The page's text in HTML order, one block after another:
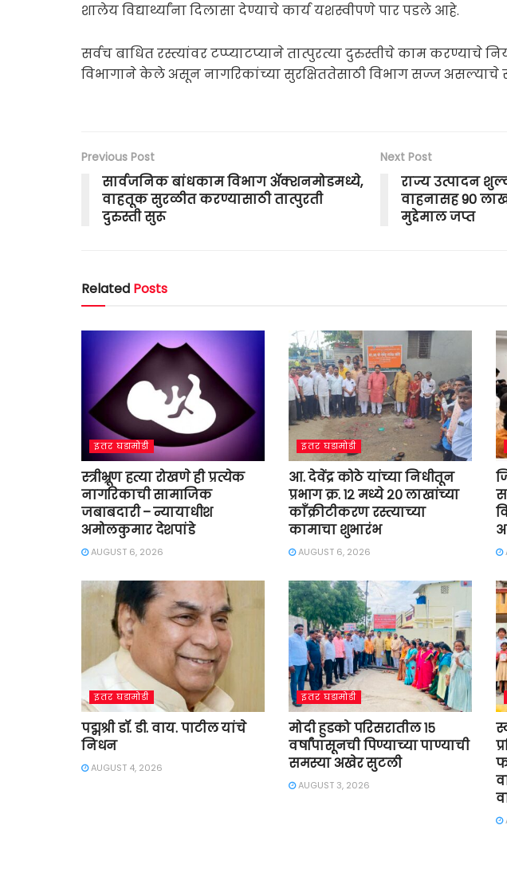
शालेय विद्यार्थ्यांना दिलासा देण्याचे कार्य यशस्वीपणे पार पडले आहे.
सर्वच बाधित रस्त्यांवर टप्प्याटप्याने तात्पुरत्या दुरुस्तीचे काम करण्याचे
विभागाने केले असून नागरिकांच्या सुरक्षिततेसाठी विभाग सज्ज
Previous Post
सार्वजनिक बांधकाम विभाग ॲक्शनमोडमध्ये,
वाहतूक सुरळीत करण्यासाठी तात्पुरती
दुरुस्ती सुरू
Next Post
राज्य उत्पादन
वाहनासह 90
मुद्देमाल जप्त
Related Posts
इतर घडामोडी
स्त्रीभ्रूण हत्या रोखणे ही प्रत्येक
नागरिकाची सामाजिक
जबाबदारी – न्यायाधीश
अमोलकुमार देशपांडे
AUGUST 6, 2026
इतर घडामोडी
आ. देवेंद्र कोठे यांच्या निधीतून
प्रभाग क्र. १२ मध्ये २० लाखांच्या
काँक्रीटीकरण रस्त्याच्या
कामाचा शुभारंभ
AUGUST 6, 2026
इतर घडामोडी
पद्मश्री डॉ. डी. वाय. पाटील यांचे
निधन
AUGUST 4, 2026
इतर घडामोडी
मोदी हुडको परिसरातील १५
वर्षांपासूनची पिण्याच्या पाण्याची
समस्या अखेर सुटली
AUGUST 3, 2026